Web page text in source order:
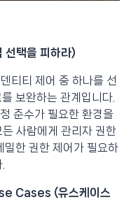
택을 피하라)
티티 제어 중 하나를 선
보완하는 관계입니다.
준수가 필요한 환경을
사람에게 관리자 권한
밀한 권한 제어가 필요하
Cases (유스케이스